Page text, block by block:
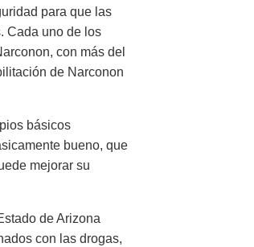
para que las
Cada uno de los
con más del
de Narconon
básicos
bueno, que
mejorar su
de Arizona
con las drogas,